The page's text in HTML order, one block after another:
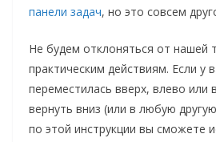
панели задач, но это совсем
Не будем отклоняться от нашей
практическим действиям. Если у
переместилась вверх, влево или
вернуть вниз (или в любую
по этой инструкции вы сможете